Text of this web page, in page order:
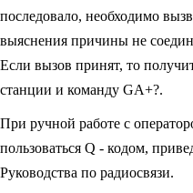
последовало, необходимо
выяснения причины не
Если вызов принят, то
станции и команду GA+?.
При ручной работе с
пользоваться Q - кодом,
Руководства по радиосвязи.